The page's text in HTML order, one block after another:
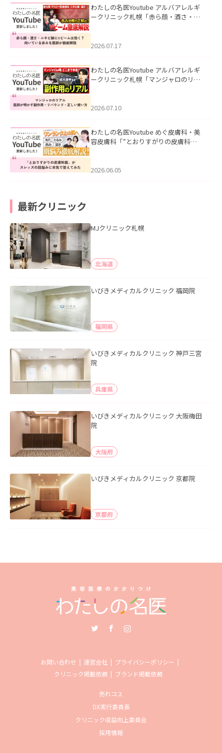
わたしの名医Youtube アルバアレルギ
ークリニック札幌「赤ら顔・酒さ・ニ
した。
2026.07.17
わたしの名医Youtube アルバアレルギ
ークリニック札幌「マンジャロのリア
た。
2026.07.10
わたしの名医Youtube めぐ皮膚科・美
容皮膚科「”とおりすがりの皮膚科
2026.06.05
最新クリニック
MJクリニック札幌
北海道
いびきメディカルクリニック 福岡院
福岡県
いびきメディカルクリニック 神戸三宮
院
兵庫県
いびきメディカルクリニック 大阪梅田
院
大阪府
いびきメディカルクリニック 京都院
京都府
お問い合わせ 運営会社
プライバシーポリシー
クリニック掲載依頼
ブランド掲載依頼
売れコス
DX実行委員長
クリニック収益向上委員会
採用情報